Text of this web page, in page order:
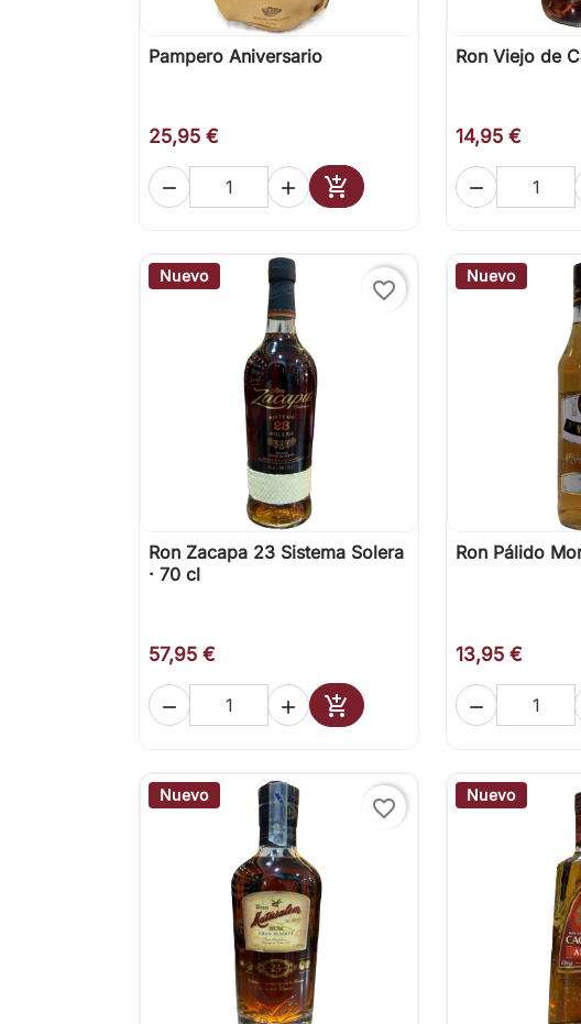
 Vista rápida
Pampero Aniversario
25,95 €
  
Añadir al carrito

Ron Viejo de
14,95 €

Nuevo
favorite_border
 Vista rápida
Ron Zacapa 23 Sistema Solera
· 70 cl
57,95 €
  
Añadir al carrito
Nuevo

Ron Pálido
13,95 €

Nuevo
favorite_border
Nuevo